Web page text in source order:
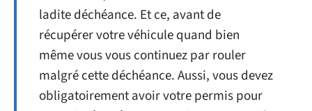
ladite déchéance. Et ce, avant de
récupérer votre véhicule quand bien
même vous vous continuez par rouler
malgré cette déchéance. Aussi, vous devez
obligatoirement avoir votre permis pour